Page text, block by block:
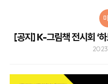
[공지] K-그림책 전시회 ‘